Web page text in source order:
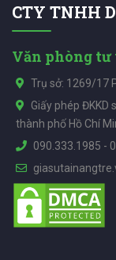
CTY TNHH
Văn phòng
Trụ sở: 1269/17
Giấy phép ĐKKD
thành phố Hồ Chí
090.333.1985 -